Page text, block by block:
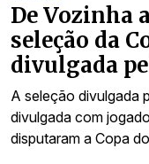
De Vozinha
seleção da
divulgada
A seleção divulgada
divulgada com
disputaram a Copa